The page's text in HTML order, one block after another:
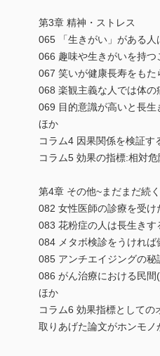
第3章 精神・ストレス
065 「生きがい」がある人
066 趣味や生きがいを持つ
067 笑いが健康長寿をもた
068 楽観主義な人では体の
069 目的意識が高いと長生
ほか
コラム4 因果関係を検証す
コラム5 効果の指標:相対
第4章 その他~まだまだ続
082 女性医師の診療を受け
083 花粉症の人は長生きす
084 メタボ検診をうければ
085 アンチエイジングの秘
086 がん治療における民間
ほか
コラム6 効果指標として
取りあげた論文がホンモノ